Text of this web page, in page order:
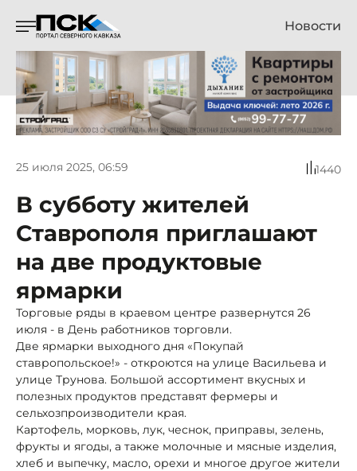
Новости
25 июля 2025, 06:59 1440
В субботу жителей
Ставрополя приглашают
на две продуктовые
ярмарки
Торговые ряды в краевом центре развернутся 26
июля - в День работников торговли.
Две ярмарки выходного дня «Покупай
ставропольское!» - откроются на улице Васильева и
улице Трунова. Большой ассортимент вкусных и
полезных продуктов представят фермеры и
сельхозпроизводители края.
Картофель, морковь, лук, чеснок, приправы, зелень,
фрукты и ягоды, а также молочные и мясные изделия,
хлеб и выпечку, масло, орехи и многое другое жители